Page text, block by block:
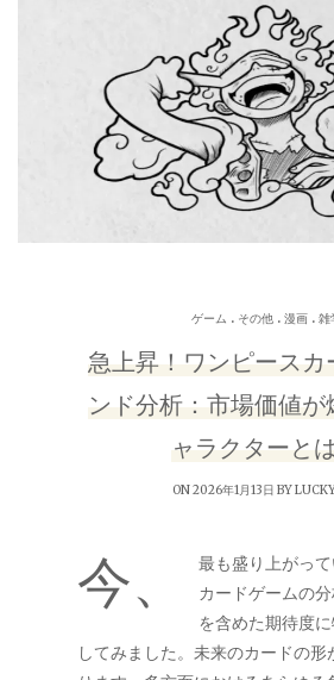
ゲーム . その他. 漫画. 雑
急上昇！ワンピースカ
ンド分析：市場価値が
ャラクターと
ON 2026年1月13日 BY
今、
最も盛り上がっ
カードゲームの
を含めた期待度
してみました。未来のカードの形